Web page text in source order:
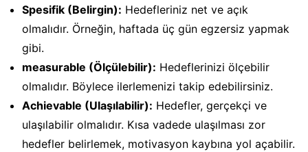
Spesifik (Belirgin): Hedefleriniz net ve açık
olmalıdır. Örneğin, haftada üç gün egzersiz yapmak
gibi.
measurable (Ölçülebilir): Hedeflerinizi ölçebilir
olmalıdır. Böylece ilerlemenizi takip edebilirsiniz.
Achievable (Ulaşılabilir): Hedefler, gerçekçi ve
ulaşılabilir olmalıdır. Kısa vadede ulaşılması zor
hedefler belirlemek, motivasyon kaybına yol açabilir.